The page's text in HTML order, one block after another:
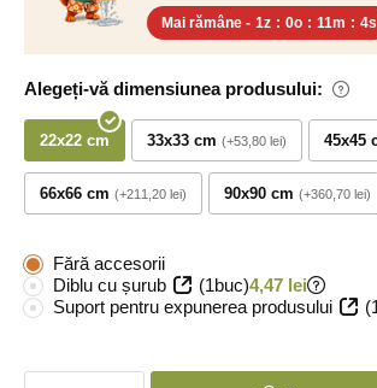
Mai rămâne - 1z : 0o : 11m : 3s
Alegeți-vă dimensiunea produsului:
22x22 cm 33x33 cm +53,80 lei 45x45
66x66 cm +211,20 lei 90x90 cm +360,70 lei
Fără accesorii
Diblu cu șurub
(1buc)4,47 lei
Suport pentru expunerea produsului